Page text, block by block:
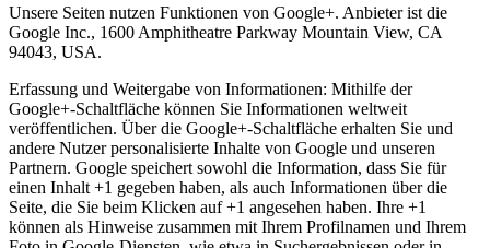
Unsere Seiten nutzen Funktionen von Google+. Anbieter ist die
Google Inc., 1600 Amphitheatre Parkway Mountain View, CA
94043, USA.
Erfassung und Weitergabe von Informationen: Mithilfe der
Google+-Schaltfläche können Sie Informationen weltweit
veröffentlichen. Über die Google+-Schaltfläche erhalten Sie und
andere Nutzer personalisierte Inhalte von Google und unseren
Partnern. Google speichert sowohl die Information, dass Sie für
einen Inhalt +1 gegeben haben, als auch Informationen über die
Seite, die Sie beim Klicken auf +1 angesehen haben. Ihre +1
können als Hinweise zusammen mit Ihrem Profilnamen und Ihrem